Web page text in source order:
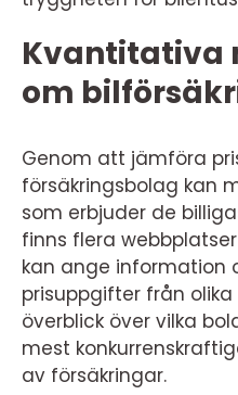
Kvantitativa
om
Genom att jämföra
försäkringsbolag kan
som erbjuder de
finns flera
kan ange information
prisuppgifter från
överblick över vilka
mest
av försäkringar.